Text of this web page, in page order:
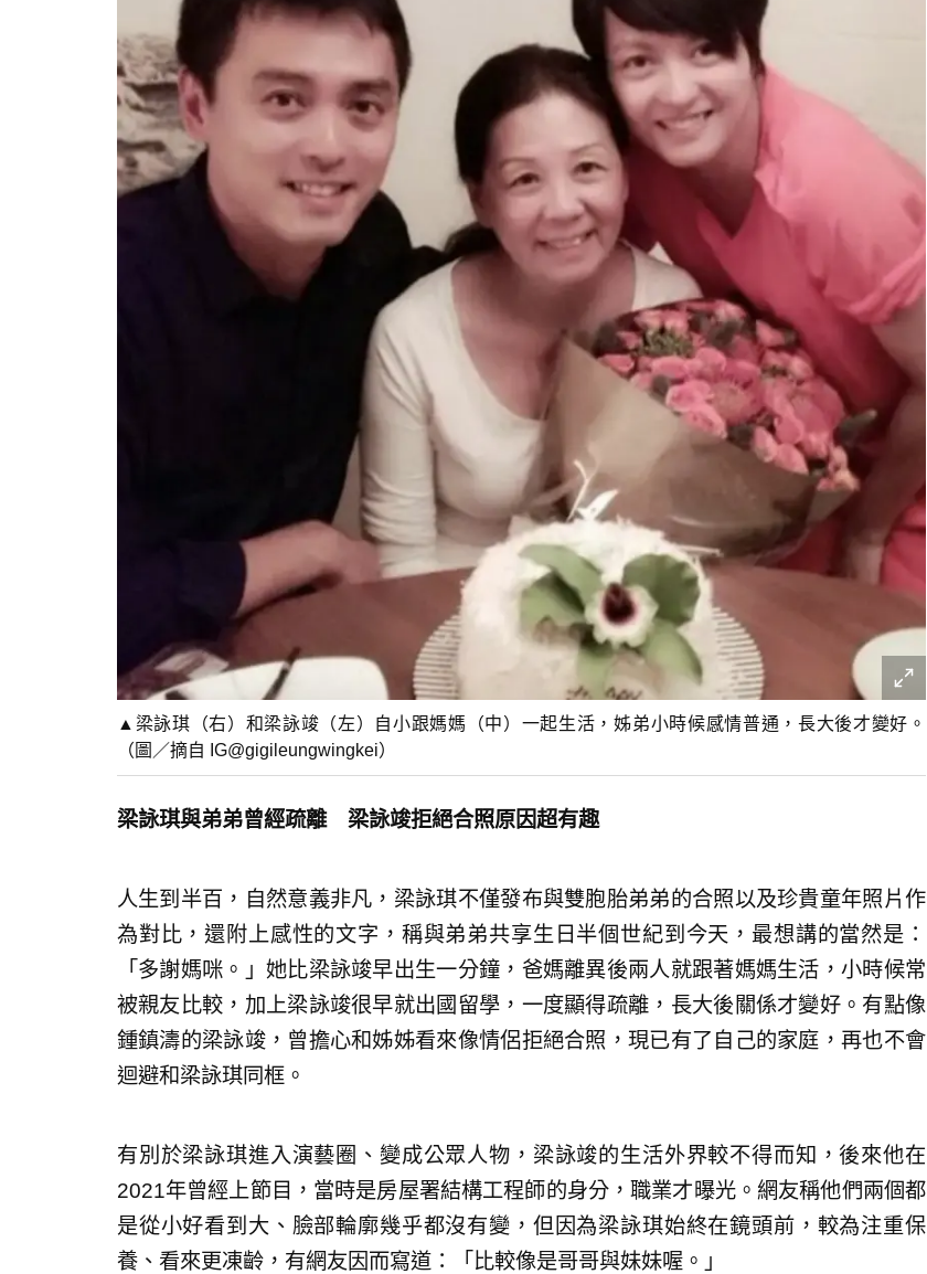
▲梁詠琪（右）和梁詠竣（左）自小跟媽媽（中）一起生活，姊弟小時候感情普通，長大後才變好。
（圖／摘自 IG@gigileungwingkei）
梁詠琪與弟弟曾經疏離 梁詠竣拒絕合照原因超有趣
人生到半百，自然意義非凡，梁詠琪不僅發布與雙胞胎弟弟的合照以及珍貴童年照片作
為對比，還附上感性的文字，稱與弟弟共享生日半個世紀到今天，最想講的當然是：
「多謝媽咪。」她比梁詠竣早出生一分鐘，爸媽離異後兩人就跟著媽媽生活，小時候常
被親友比較，加上梁詠竣很早就出國留學，一度顯得疏離，長大後關係才變好。有點像
鍾鎮濤的梁詠竣，曾擔心和姊姊看來像情侶拒絕合照，現已有了自己的家庭，再也不會
迴避和梁詠琪同框。
有別於梁詠琪進入演藝圈、變成公眾人物，梁詠竣的生活外界較不得而知，後來他在
2021年曾經上節目，當時是房屋署結構工程師的身分，職業才曝光。網友稱他們兩個都
是從小好看到大、臉部輪廓幾乎都沒有變，但因為梁詠琪始終在鏡頭前，較為注重保
養、看來更凍齡，有網友因而寫道：「比較像是哥哥與妹妹喔。」